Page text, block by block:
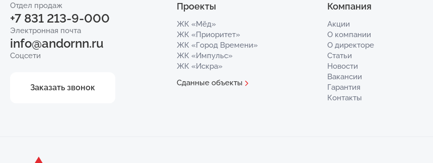
Отдел продаж
+7 831 213-9-000
Электронная почта
info@andornn.ru
Соцсети
Заказать звонок
Проекты
ЖК «Мёд»
ЖК «Приоритет»
ЖК «Город Времени»
ЖК «Импульс»
ЖК «Искра»
Сданные объекты
Компания
Акции
О компании
О директоре
Статьи
Новости
Вакансии
Гарантия
Контакты